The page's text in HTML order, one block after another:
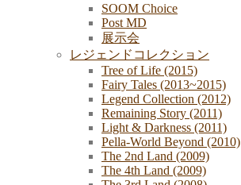
SOOM Choice
Post MD
展示会
レジェンドコレクション
Tree of Life (2015)
Fairy Tales (2013~2015)
Legend Collection (2012)
Remaining Story (2011)
Light & Darkness (2011)
Pella-World Beyond (2010)
The 2nd Land (2009)
The 4th Land (2009)